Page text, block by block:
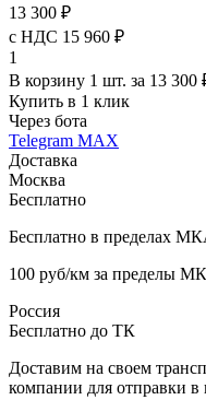
13 300 ₽
с НДС 15 960 ₽
1
В корзину 1 шт. за 13 300
Купить в 1 клик
Через бота
Telegram MAX
Доставка
Москва
Бесплатно
Бесплатно в пределах
100 руб/км за пределы
Россия
Бесплатно до ТК
Доставим на своем
компании для отправки в